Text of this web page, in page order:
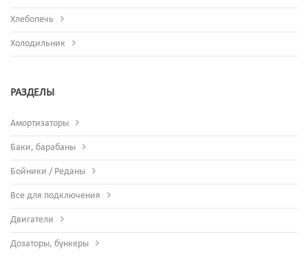
Хлебопечь
Холодильник
РАЗДЕЛЫ
Амортизаторы
Баки, барабаны
Бойники / Реданы
Все для подключения
Двигатели
Дозаторы, бункеры